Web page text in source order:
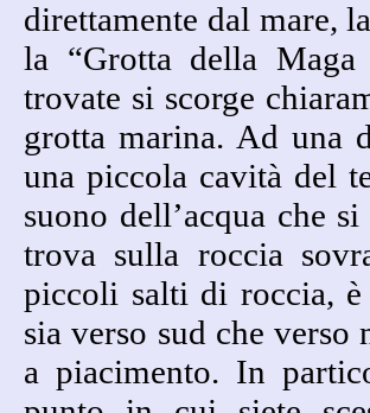
direttamente dal mare,
la “Grotta della
trovate si scorge
grotta marina. Ad una
una piccola cavità del
suono dell’acqua che
trova sulla roccia
piccoli salti di roccia, è
sia verso sud che verso
a piacimento. In